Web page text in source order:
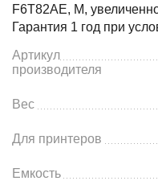
F6T82AE, M,
Гарантия 1 год при
Артикул
производителя
Вес
Для принтеров
Емкость